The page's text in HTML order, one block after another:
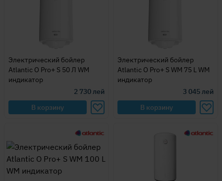
Электрический бойлер
Atlantic O Pro+ S 50 Л WM
индикатор
2 730лей
В корзину
Электрический бойлер
Atlantic O Pro+ S WM 75 L WM
индикатор
3 045лей
В корзину